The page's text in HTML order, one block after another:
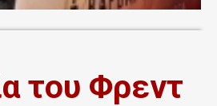
του Φρεντ